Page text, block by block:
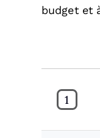
budget et
1